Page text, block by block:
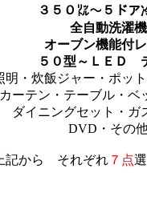
３５０㍑～５ドア
全自動洗濯機
オーブン機能付
５０型～ＬＥＤ
明・炊飯ジャー・ポッ
カーテン・テーブル・ベ
ダイニングセット・ガ
DVD・その
上記から それぞれ７点